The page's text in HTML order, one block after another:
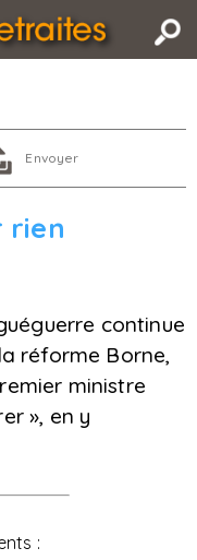
Envoyer
rien
continue
réforme Borne,
ministre
», en y
: